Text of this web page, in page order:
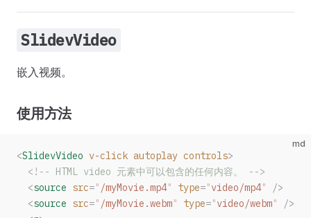
SlidevVideo
嵌入视频。
使用方法
md
<SlidevVideo v-click autoplay controls>
  <!-- HTML video 元素中可以包含的任何内容。 -->
  <
source src=" /myMovie.mp4" type="video/mp4"
/>
  <
source src=" /myMovie.webm" type="video/webm"
/>